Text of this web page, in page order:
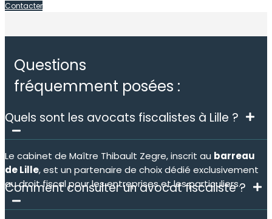
Contacter
Questions
fréquemment posées :
Quels sont les avocats fiscalistes à Lille ?
Le cabinet de Maître Thibault Zegre, inscrit au barreau
de Lille, est un partenaire de choix dédié exclusivement
au droit fiscal pour les entreprises et les particuliers.
Comment consulter un avocat fiscaliste ?